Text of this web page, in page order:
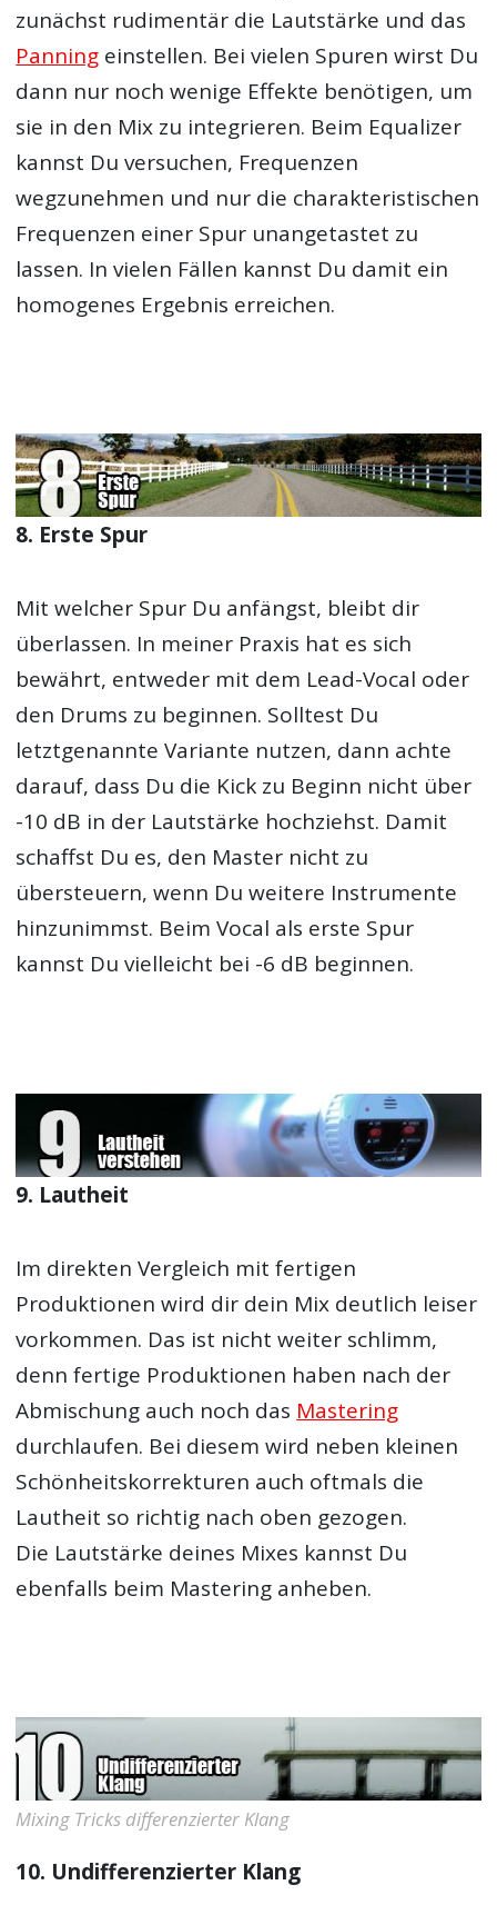
zunächst rudimentär die Lautstärke und das
Panning einstellen. Bei vielen Spuren wirst Du
dann nur noch wenige Effekte benötigen, um
sie in den Mix zu integrieren. Beim Equalizer
kannst Du versuchen, Frequenzen
wegzunehmen und nur die charakteristischen
Frequenzen einer Spur unangetastet zu
lassen. In vielen Fällen kannst Du damit ein
homogenes Ergebnis erreichen.
8. Erste Spur
Mit welcher Spur Du anfängst, bleibt dir
überlassen. In meiner Praxis hat es sich
bewährt, entweder mit dem Lead-Vocal oder
den Drums zu beginnen. Solltest Du
letztgenannte Variante nutzen, dann achte
darauf, dass Du die Kick zu Beginn nicht über
-10 dB in der Lautstärke hochziehst. Damit
schaffst Du es, den Master nicht zu
übersteuern, wenn Du weitere Instrumente
hinzunimmst. Beim Vocal als erste Spur
kannst Du vielleicht bei -6 dB beginnen.
9. Lautheit
Im direkten Vergleich mit fertigen
Produktionen wird dir dein Mix deutlich leiser
vorkommen. Das ist nicht weiter schlimm,
denn fertige Produktionen haben nach der
Abmischung auch noch das Mastering
durchlaufen. Bei diesem wird neben kleinen
Schönheitskorrekturen auch oftmals die
Lautheit so richtig nach oben gezogen.
Die Lautstärke deines Mixes kannst Du
ebenfalls beim Mastering anheben.
Mixing Tricks differenzierter Klang
10. Undifferenzierter Klang